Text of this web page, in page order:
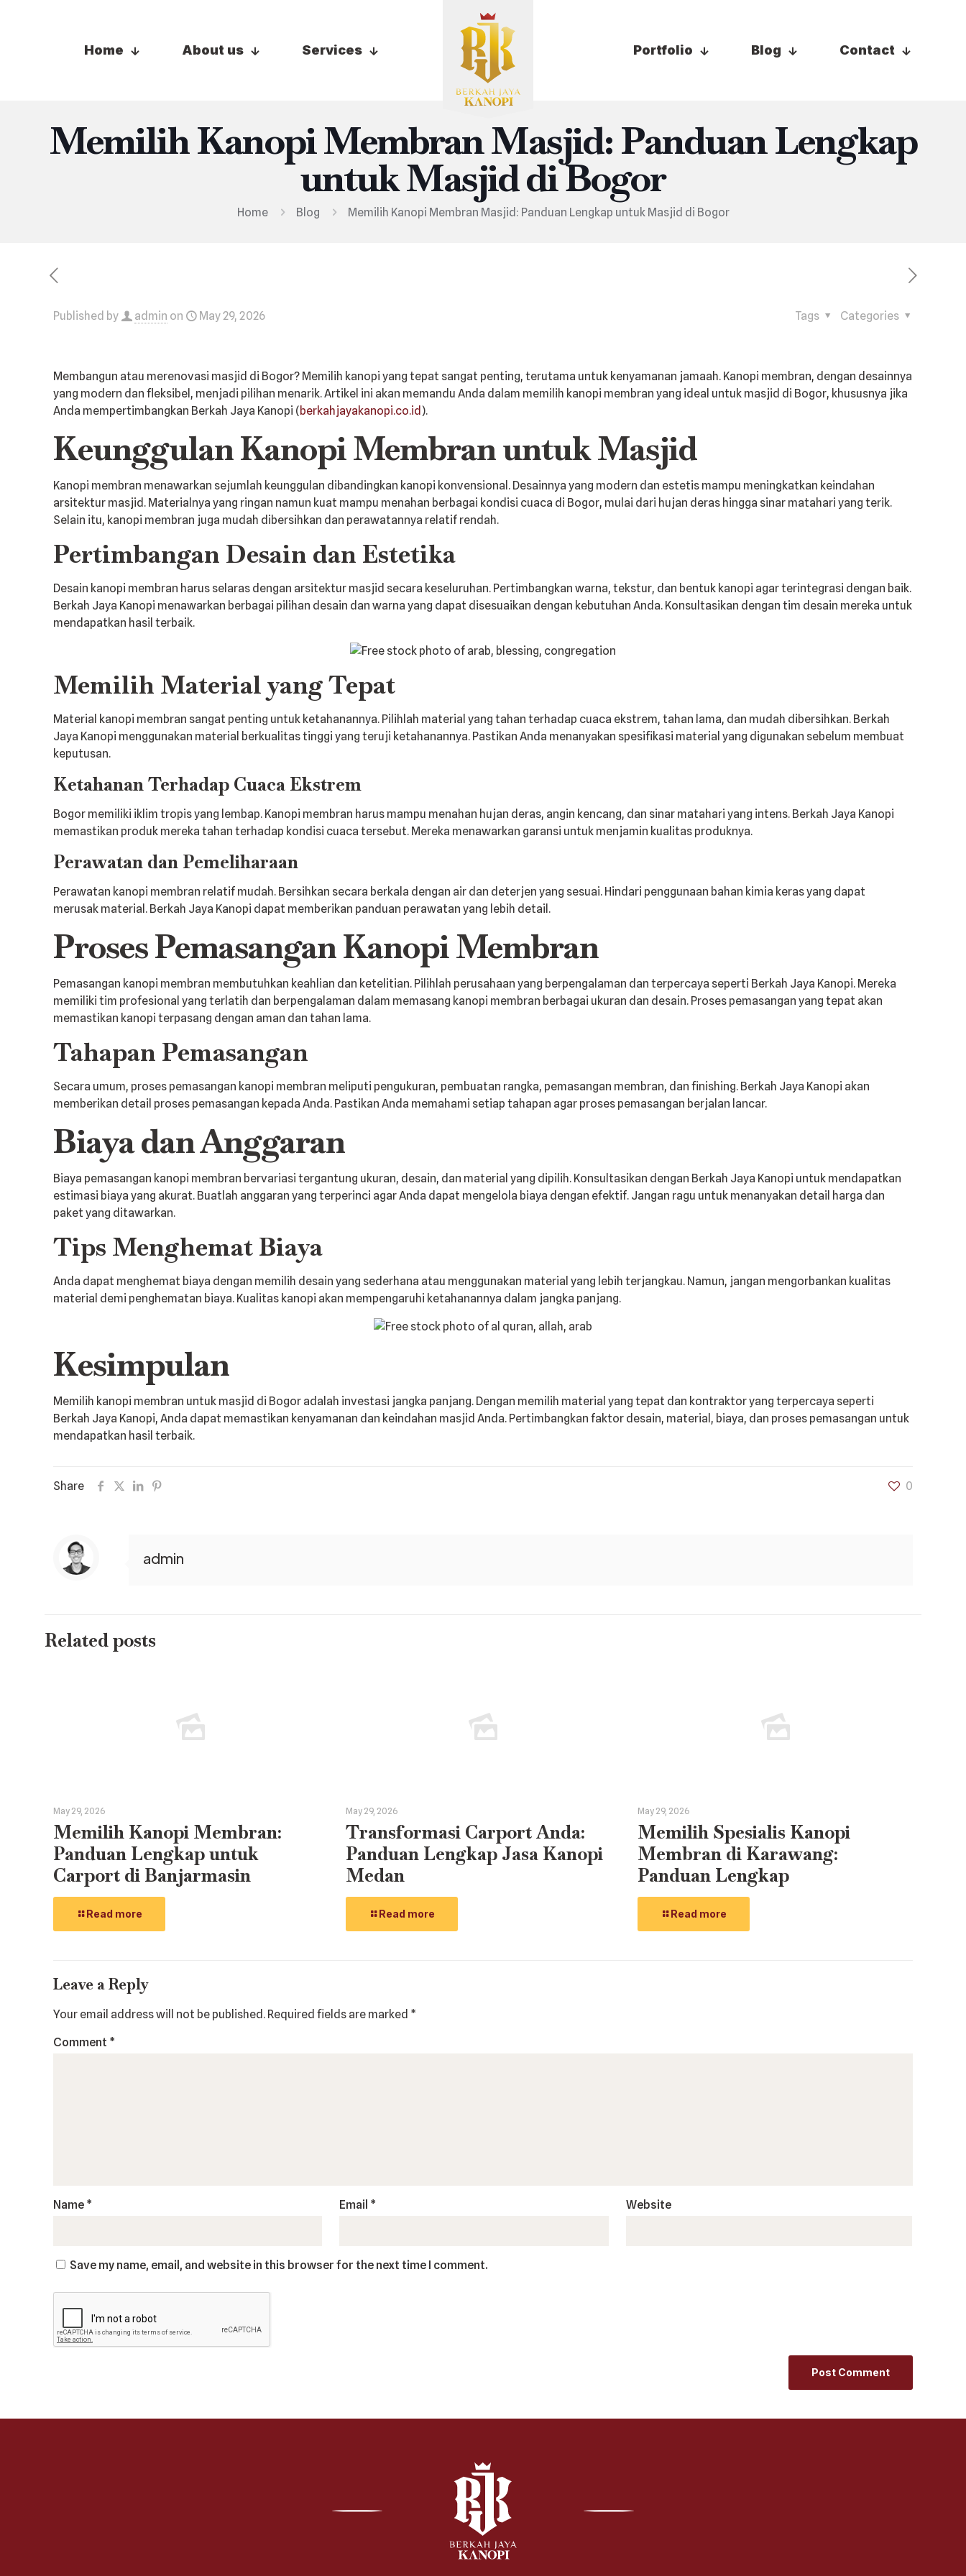
Home About us Services Portfolio Blog Contact
Memilih Kanopi Membran Masjid: Panduan Lengkap
untuk Masjid di Bogor
Home Blog Memilih Kanopi Membran Masjid: Panduan Lengkap untuk Masjid di Bogor
Published by admin on May 29, 2026 Categories
Tags
Membangun atau merenovasi masjid di Bogor? Memilih kanopi yang tepat sangat penting, terutama untuk kenyamanan jamaah. Kanopi membran, dengan desainnya
yang modern dan fleksibel, menjadi pilihan menarik. Artikel ini akan memandu Anda dalam memilih kanopi membran yang ideal untuk masjid di Bogor, khususnya jika
Anda mempertimbangkan Berkah Jaya Kanopi (berkahjayakanopi.co.id ).
Keunggulan Kanopi Membran untuk Masjid
Kanopi membran menawarkan sejumlah keunggulan dibandingkan kanopi konvensional. Desainnya yang modern dan estetis mampu meningkatkan keindahan
arsitektur masjid. Materialnya yang ringan namun kuat mampu menahan berbagai kondisi cuaca di Bogor, mulai dari hujan deras hingga sinar matahari yang terik.
Selain itu, kanopi membran juga mudah dibersihkan dan perawatannya relatif rendah.
Pertimbangan Desain dan Estetika
Desain kanopi membran harus selaras dengan arsitektur masjid secara keseluruhan. Pertimbangkan warna, tekstur, dan bentuk kanopi agar terintegrasi dengan baik.
Berkah Jaya Kanopi menawarkan berbagai pilihan desain dan warna yang dapat disesuaikan dengan kebutuhan Anda. Konsultasikan dengan tim desain mereka untuk
mendapatkan hasil terbaik.
Memilih Material yang Tepat
Material kanopi membran sangat penting untuk ketahanannya. Pilihlah material yang tahan terhadap cuaca ekstrem, tahan lama, dan mudah dibersihkan. Berkah
Jaya Kanopi menggunakan material berkualitas tinggi yang teruji ketahanannya. Pastikan Anda menanyakan spesifikasi material yang digunakan sebelum membuat
keputusan.
Ketahanan Terhadap Cuaca Ekstrem
Bogor memiliki iklim tropis yang lembap. Kanopi membran harus mampu menahan hujan deras, angin kencang, dan sinar matahari yang intens. Berkah Jaya Kanopi
memastikan produk mereka tahan terhadap kondisi cuaca tersebut. Mereka menawarkan garansi untuk menjamin kualitas produknya.
Perawatan dan Pemeliharaan
Perawatan kanopi membran relatif mudah. Bersihkan secara berkala dengan air dan deterjen yang sesuai. Hindari penggunaan bahan kimia keras yang dapat
merusak material. Berkah Jaya Kanopi dapat memberikan panduan perawatan yang lebih detail.
Proses Pemasangan Kanopi Membran
Pemasangan kanopi membran membutuhkan keahlian dan ketelitian. Pilihlah perusahaan yang berpengalaman dan terpercaya seperti Berkah Jaya Kanopi. Mereka
memiliki tim profesional yang terlatih dan berpengalaman dalam memasang kanopi membran berbagai ukuran dan desain. Proses pemasangan yang tepat akan
memastikan kanopi terpasang dengan aman dan tahan lama.
Tahapan Pemasangan
Secara umum, proses pemasangan kanopi membran meliputi pengukuran, pembuatan rangka, pemasangan membran, dan finishing. Berkah Jaya Kanopi akan
memberikan detail proses pemasangan kepada Anda. Pastikan Anda memahami setiap tahapan agar proses pemasangan berjalan lancar.
Biaya dan Anggaran
Biaya pemasangan kanopi membran bervariasi tergantung ukuran, desain, dan material yang dipilih. Konsultasikan dengan Berkah Jaya Kanopi untuk mendapatkan
estimasi biaya yang akurat. Buatlah anggaran yang terperinci agar Anda dapat mengelola biaya dengan efektif. Jangan ragu untuk menanyakan detail harga dan
paket yang ditawarkan.
Tips Menghemat Biaya
Anda dapat menghemat biaya dengan memilih desain yang sederhana atau menggunakan material yang lebih terjangkau. Namun, jangan mengorbankan kualitas
material demi penghematan biaya. Kualitas kanopi akan mempengaruhi ketahanannya dalam jangka panjang.
Kesimpulan
Memilih kanopi membran untuk masjid di Bogor adalah investasi jangka panjang. Dengan memilih material yang tepat dan kontraktor yang terpercaya seperti
Berkah Jaya Kanopi, Anda dapat memastikan kenyamanan dan keindahan masjid Anda. Pertimbangkan faktor desain, material, biaya, dan proses pemasangan untuk
mendapatkan hasil terbaik.
Share 0
admin
Related posts
May 29, 2026
Memilih Kanopi Membran:
Panduan Lengkap untuk
Carport di Banjarmasin
Read more
May 29, 2026
Transformasi Carport Anda:
Panduan Lengkap Jasa Kanopi
Medan
Read more
May 29, 2026
Memilih Spesialis Kanopi
Membran di Karawang:
Panduan Lengkap
Read more
Leave a Reply
Your email address will not be published. Required fields are marked *
Comment *
Name * Email * Website
Save my name, email, and website in this browser for the next time I comment.